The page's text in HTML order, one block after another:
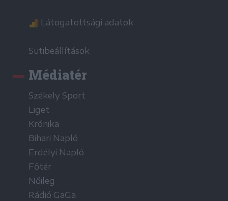
Látogatottsági adatok
Sütibeállítások
Médiatér
Székely Sport
Liget
Krónika
Bihari Napló
Erdélyi Napló
Főtér
Nőileg
Rádió GaGa